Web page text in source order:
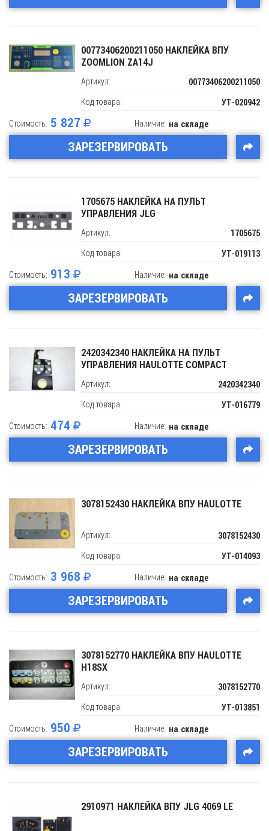
00773406200211050 НАКЛЕЙКА ВПУ
ZOOMLION ZA14J
Артикул:
00773406200211050
Код товара: УТ-020942
Стоимость: 5 827
ЗАРЕЗЕРВИРОВАТЬ
Наличие: на складе
1705675 НАКЛЕЙКА НА ПУЛЬТ
УПРАВЛЕНИЯ JLG
Артикул:
1705675
Код товара: УТ-019113
Стоимость: 913
ЗАРЕЗЕРВИРОВАТЬ
Наличие: на складе
2420342340 НАКЛЕЙКА НА ПУЛЬТ
УПРАВЛЕНИЯ HAULOTTE COMPACT
Артикул:
2420342340
Код товара: УТ-016779
Стоимость: 474
ЗАРЕЗЕРВИРОВАТЬ
Наличие: на складе
3078152430 НАКЛЕЙКА ВПУ HAULOTTE
Артикул: 3078152430
Код товара: УТ-014093
Стоимость: 3 968
ЗАРЕЗЕРВИРОВАТЬ
Наличие: на складе
3078152770 НАКЛЕЙКА ВПУ HAULOTTE
H18SX
Артикул:
3078152770
Код товара: УТ-013851
Стоимость: 950
ЗАРЕЗЕРВИРОВАТЬ
Наличие: на складе
2910971 НАКЛЕЙКА ВПУ JLG 4069 LE